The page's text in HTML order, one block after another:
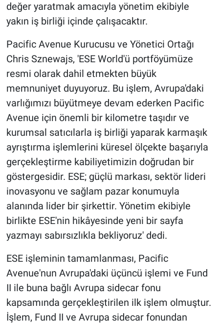
değer yaratmak amacıyla yönetim ekibiyle
yakın iş birliği içinde çalışacaktır.
Pacific Avenue Kurucusu ve Yönetici Ortağı
Chris Sznewajs, 'ESE World'ü portföyümüze
resmi olarak dahil etmekten büyük
memnuniyet duyuyoruz. Bu işlem, Avrupa'daki
varlığımızı büyütmeye devam ederken Pacific
Avenue için önemli bir kilometre taşıdır ve
kurumsal satıcılarla iş birliği yaparak karmaşık
ayrıştırma işlemlerini küresel ölçekte başarıyla
gerçekleştirme kabiliyetimizin doğrudan bir
göstergesidir. ESE; güçlü markası, sektör lideri
inovasyonu ve sağlam pazar konumuyla
alanında lider bir şirkettir. Yönetim ekibiyle
birlikte ESE'nin hikâyesinde yeni bir sayfa
yazmayı sabırsızlıkla bekliyoruz' dedi.
ESE işleminin tamamlanması, Pacific
Avenue'nun Avrupa'daki üçüncü işlemi ve Fund
II ile buna bağlı Avrupa sidecar fonu
kapsamında gerçekleştirilen ilk işlem olmuştur.
İşlem, Fund II ve Avrupa sidecar fonundan